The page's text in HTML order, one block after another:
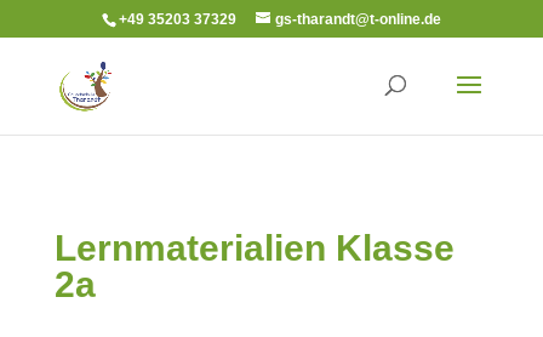
+49 35203 37329 gs-tharandt@t-online.de
Lernmaterialien Klasse
2a